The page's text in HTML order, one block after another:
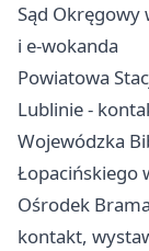
Sąd Okręgowy
i e-wokanda
Powiatowa
Lublinie -
Wojewódzka
Łopacińskiego
Ośrodek
kontakt,